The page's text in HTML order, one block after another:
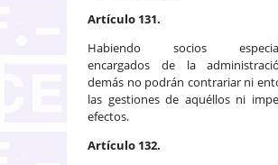
Artículo 131.
Habiendo socios
encargados de la
demás no podrán contrariar ni
las gestiones de aquéllos ni
efectos.
Artículo 132.